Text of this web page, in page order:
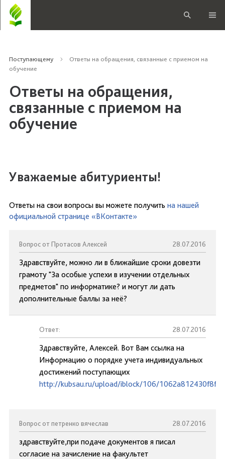
Поступающему
Ответы на обращения, связанные с приемом на
обучение
Ответы на обращения,
связанные с приемом на
обучение
Уважаемые абитуриенты!
Ответы на свои вопросы вы можете получить на нашей
официальной странице «ВКонтакте»
Вопрос от Протасов Алексей 28.07.2016
Здравствуйте, можно ли в ближайшие сроки довезти
грамоту "За особые успехи в изучении отдельных
предметов" по информатике? и могут ли дать
дополнительные баллы за неё?
Ответ: 28.07.2016
Здравствуйте, Алексей. Вот Вам ссылка на
Информацию о порядке учета индивидуальных
достижений поступающих
http://kubsau.ru/upload/iblock/106/
Вопрос от петренко вячеслав 28.07.2016
здравствуйте,при подаче документов я писал
согласие на зачисление на факультет